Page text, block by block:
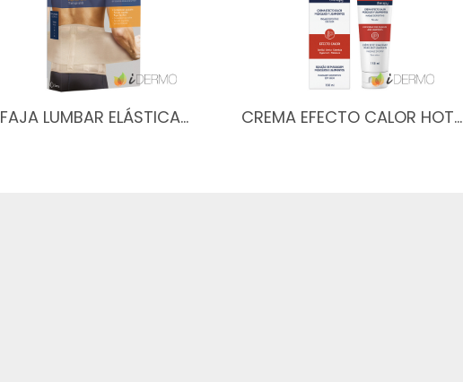
FAJA LUMBAR ELÁSTICA… CREMA EFECTO CALOR HOT…